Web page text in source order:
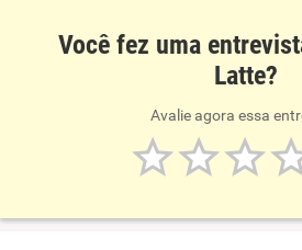
Você fez uma
Latte?
Avalie agora essa